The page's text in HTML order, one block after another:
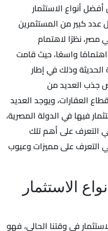
أنواع الاستثمار
عدد كبير من المستثمرين
مصر، نظرًا لاهتمام
واسعًا، حيث قامت
الحديثة وذلك في إطار
جذب العديد من
العقارات، ويوجد العديد
فيها في الدولة المصرية،
على أهم تلك
التعرف على مميزات وعيوب
الاستثمار
في وقتنا الحالي، فهو